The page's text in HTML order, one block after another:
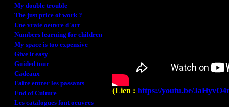
My double trouble
The just price of work ?
Une vraie oeuvre d'art
Numbers learning for children
My space is too expensive
Give it easy
Guided tour
Cadeaux
Faire entrer les passants
End of Culture
Les catalogues font oeuvres
(Lien : https://youtu.be/